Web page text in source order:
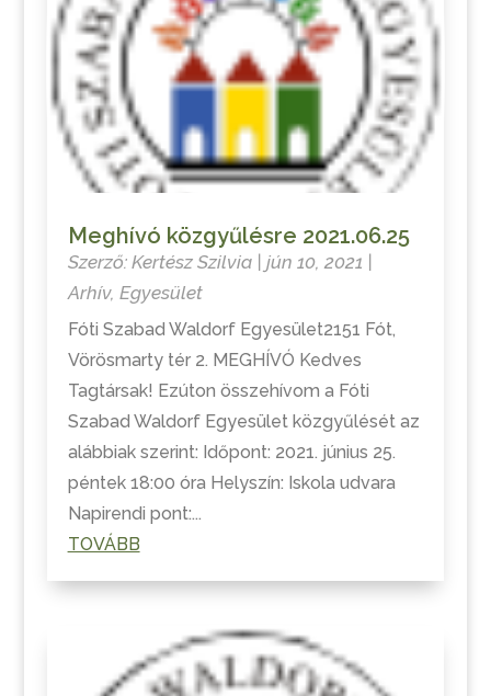
Meghívó közgyűlésre 2021.06.25
Szerző: Kertész Szilvia| jún 10, 2021 |
Arhív, Egyesület
Fóti Szabad Waldorf Egyesület2151 Fót,
Vörösmarty tér 2. MEGHÍVÓ Kedves
Tagtársak! Ezúton összehívom a Fóti
Szabad Waldorf Egyesület közgyűlését az
alábbiak szerint: Időpont: 2021. június 25.
péntek 18:00 óra Helyszín: Iskola udvara
Napirendi pont:...
TOVÁBB